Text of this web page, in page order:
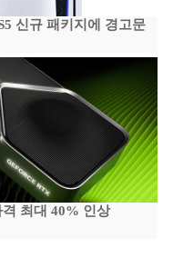
신규 패키지에 경고문
최대 40% 인상